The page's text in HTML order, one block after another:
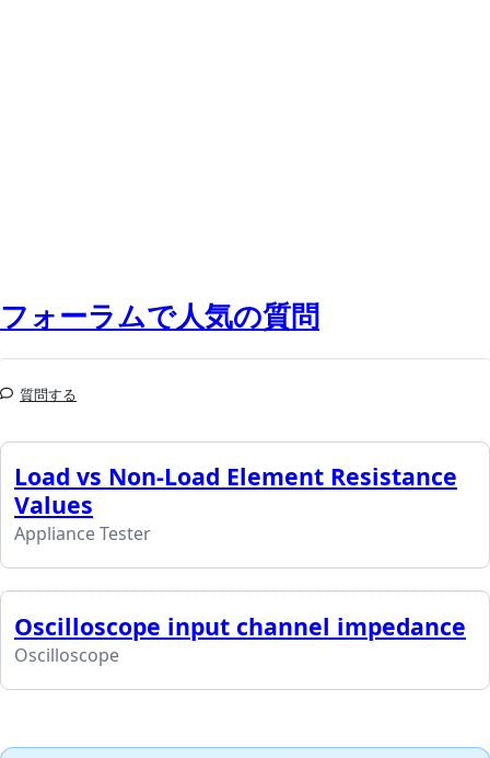
フォーラムで人気の質問
質問する
Load vs Non-Load Element Resistance
Values
Appliance Tester
Oscilloscope input channel impedance
Oscilloscope